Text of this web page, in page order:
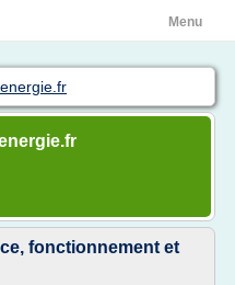
Menu
fonctionnement et